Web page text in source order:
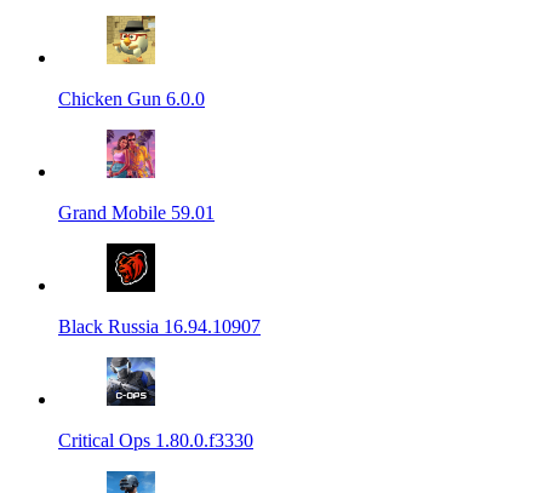
Chicken Gun 6.0.0
Grand Mobile 59.01
Black Russia 16.94.10907
Critical Ops 1.80.0.f3330